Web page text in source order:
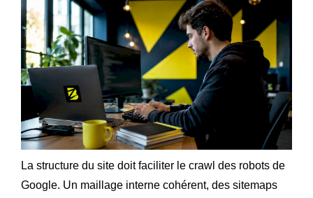
La structure du site doit faciliter le crawl des robots de
Google. Un maillage interne cohérent, des sitemaps